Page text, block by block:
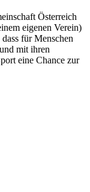
Österreich
eigenen Verein)
für Menschen
mit ihren
eine Chance zur